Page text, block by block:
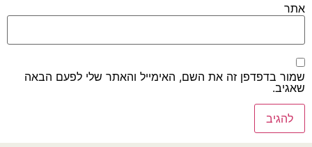
אתר
שמור בדפדפן זה את השם, האימייל והאתר שלי לפעם הבאה
שאגיב.